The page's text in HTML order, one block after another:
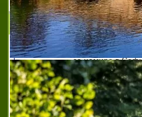
Фолклорен център Мило ми
Фолклорен
се намира в
Президент
откриете
разнообразие от
аксесоари, тени